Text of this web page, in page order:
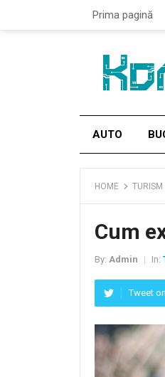
Prima pagină
AUTO
HOME TURISM
Cum
By: Admin In:
Tweet